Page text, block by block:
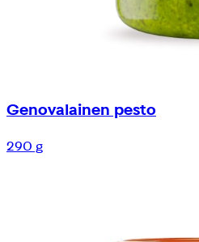
Genovalainen pesto
290 g